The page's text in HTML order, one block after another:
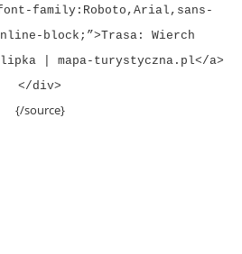
family:Roboto,Arial,sans-
block;”>Trasa: Wierch
| mapa-turystyczna.pl</a>
</div>
{/source}